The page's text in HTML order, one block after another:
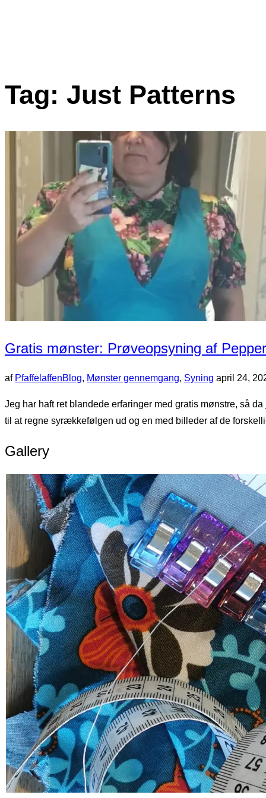
Tag: Just Patterns
Gratis mønster: Prøveopsyning af
af PfaffelaffenBlog, Mønster gennemgang, Syning Udgivet
april 24,
Jeg har haft ret blandede erfaringer med gratis mønstre, så
til at regne syrækkefølgen ud og en med billeder af de
Gallery